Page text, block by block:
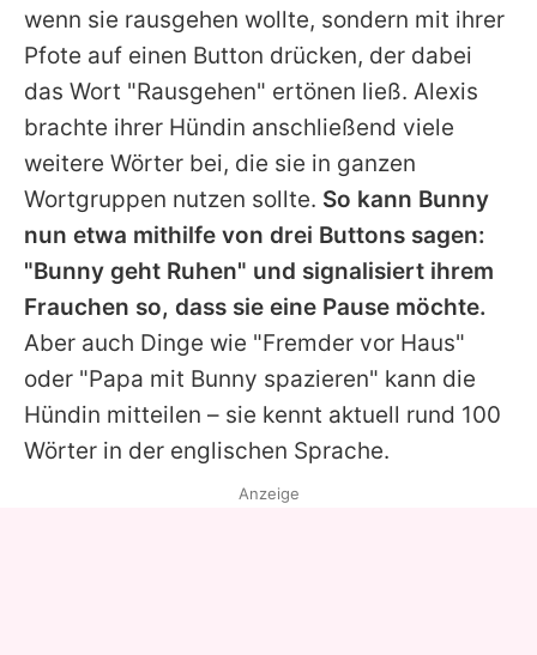
wenn sie rausgehen wollte, sondern mit ihrer
Pfote auf einen Button drücken, der dabei
das Wort "Rausgehen" ertönen ließ. Alexis
brachte ihrer Hündin anschließend viele
weitere Wörter bei, die sie in ganzen
Wortgruppen nutzen sollte. So kann Bunny
nun etwa mithilfe von drei Buttons sagen:
"Bunny geht Ruhen" und signalisiert ihrem
Frauchen so, dass sie eine Pause möchte.
Aber auch Dinge wie "Fremder vor Haus"
oder "Papa mit Bunny spazieren" kann die
Hündin mitteilen – sie kennt aktuell rund 100
Wörter in der englischen Sprache.
Anzeige